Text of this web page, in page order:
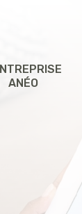
ANÉO